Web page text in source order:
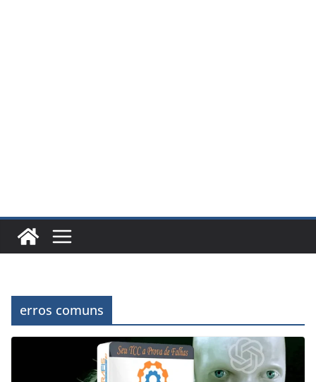
erros comuns